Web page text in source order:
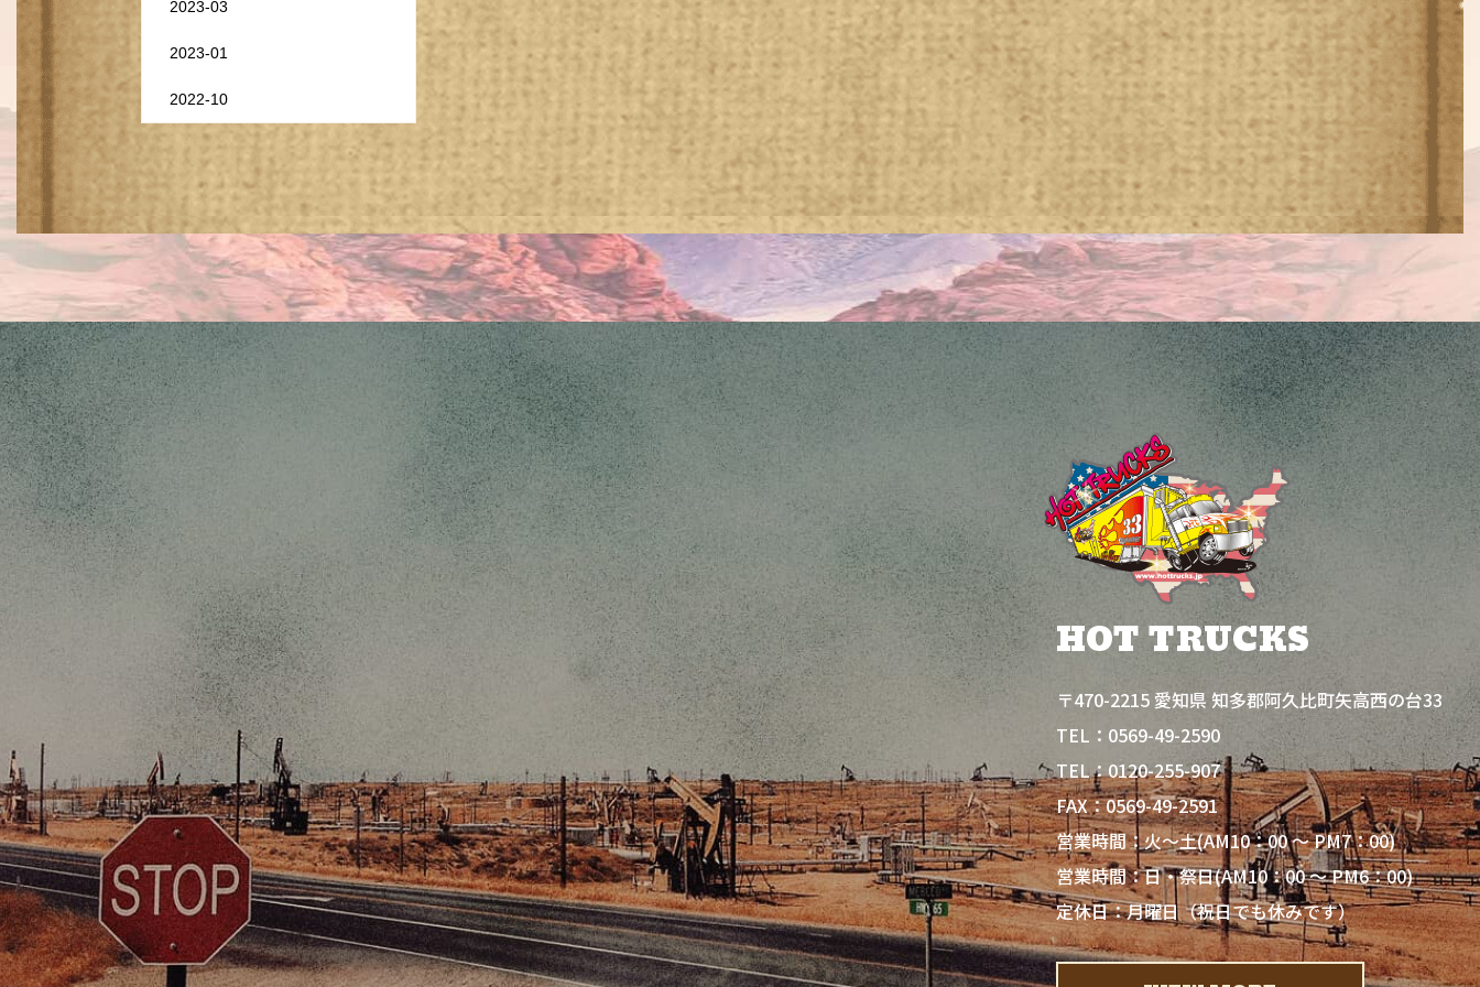
2023-03
2023-01
2022-10
HOT TRUCKS
〒470-2215 愛知県 知多郡阿久比町矢高西の台33
TEL： 0569-49-2590
TEL：0120-255-907
FAX：0569-49-2591
営業時間：火～土(AM10：00 ～ PM7：00)
営業時間：日・祭日(AM10：00 ～ PM6：00)
定休日：月曜日（祝日でも休みです）